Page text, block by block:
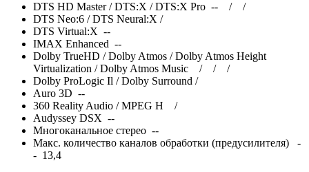
DTS HD Master / DTS:X / DTS:X Pro --
/
/
DTS Neo:6 / DTS Neural:X /
DTS Virtual:X --
IMAX Enhanced --
Dolby TrueHD / Dolby Atmos / Dolby Atmos Height
Virtualization / Dolby Atmos Music
/ /
/
Dolby ProLogic Il / Dolby Surround /
Auro 3D --
360 Reality Audio / MPEG H
/
Audyssey DSX --
Многоканальное стерео --
Макс. количество каналов обработки (предусилителя) -
- 13,4